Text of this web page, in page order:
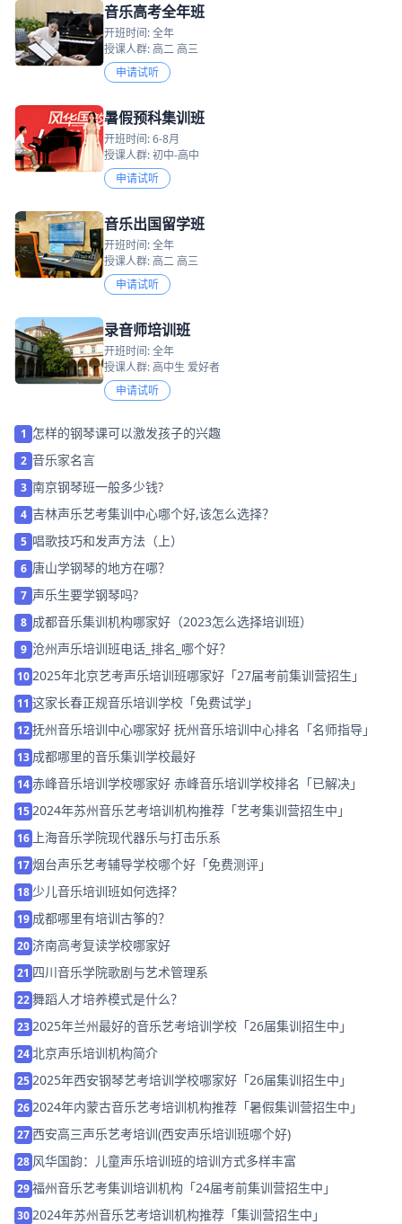
音乐高考全年班
开班时间: 全年
授课人群: 高二 高三
申请试听
暑假预科集训班
开班时间: 6-8月
授课人群: 初中-高中
申请试听
音乐出国留学班
开班时间: 全年
授课人群: 高二 高三
申请试听
录音师培训班
开班时间: 全年
授课人群: 高中生 爱好者
申请试听
1 怎样的钢琴课可以激发孩子的兴趣
2 音乐家名言
3 南京钢琴班一般多少钱?
4 吉林声乐艺考集训中心哪个好,该怎么选择？
5 唱歌技巧和发声方法（上）
6 唐山学钢琴的地方在哪？
7 声乐生要学钢琴吗?
8 成都音乐集训机构哪家好（2023怎么选择培训班）
9 沧州声乐培训班电话_排名_哪个好？
10 2025年北京艺考声乐培训班哪家好「27届考前集训营招生」
11 这家长春正规音乐培训学校「免费试学」
12抚州音乐培训中心哪家好 抚州音乐培训中心排名「名师指导」
13 成都哪里的音乐集训学校最好
14赤峰音乐培训学校哪家好 赤峰音乐培训学校排名「已解决」
15 2024年苏州音乐艺考培训机构推荐「艺考集训营招生中」
16 上海音乐学院现代器乐与打击乐系
17烟台声乐艺考辅导学校哪个好「免费测评」
18 少儿音乐培训班如何选择？
19 成都哪里有培训古筝的？
20 济南高考复读学校哪家好
21 四川音乐学院歌剧与艺术管理系
22舞蹈人才培养模式是什么？
23 2025年兰州最好的音乐艺考培训学校「26届集训招生中」
24 北京声乐培训机构简介
25 2025年西安钢琴艺考培训学校哪家好「26届集训招生中」
26 2024年内蒙古音乐艺考培训机构推荐「暑假集训营招生中」
27西安高三声乐艺考培训(西安声乐培训班哪个好)
28 风华国韵：儿童声乐培训班的培训方式多样丰富
29福州音乐艺考集训培训机构「24届考前集训营招生中」
30 2024年苏州音乐艺考培训机构推荐「集训营招生中」